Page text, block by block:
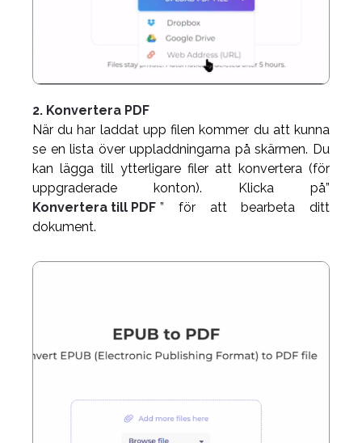
2. Konvertera PDF
När du har laddat upp filen kommer du att kunna
se en lista över uppladdningarna på skärmen. Du
kan lägga till ytterligare filer att konvertera (för
uppgraderade konton). Klicka på”
Konvertera till PDF ” för att bearbeta ditt
dokument.